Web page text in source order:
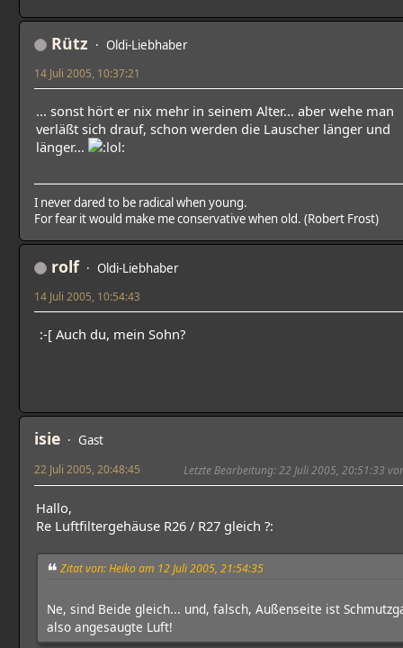
Rütz Oldi-Liebhaber
14 Juli 2005, 10:37:21
... sonst hört er nix mehr in seinem Alter... aber wehe man
verläßt sich drauf, schon werden die Lauscher länger und
länger...
I never dared to be radical when young.
For fear it would make me conservative when old. (Robert Frost)
rolf Oldi-Liebhaber
14 Juli 2005, 10:54:43
:-[ Auch du, mein Sohn?
isie Gast
22 Juli 2005, 20:48:45 Letzte Bearbeitung: 22 Juli 2005, 20:51:33
Hallo,
Re Luftfiltergehäuse R26 / R27 gleich ?:
Zitat von: Heiko am 12 Juli 2005, 21:54:35
Ne, sind Beide gleich... und, falsch, Außenseite ist
also angesaugte Luft!